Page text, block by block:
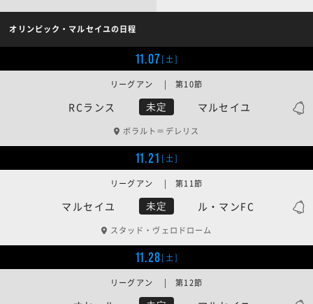
オリンピック・マルセイユの日程
11.07[土]
RCランス 未定 マルセイユ
リーグアン | 第10節
ボラルト＝デレリス
11.21 [土]
マルセイユ 未定 ル・マンFC
リーグアン | 第11節
スタッド・ヴェロドローム
11.28[土]
リーグアン | 第12節